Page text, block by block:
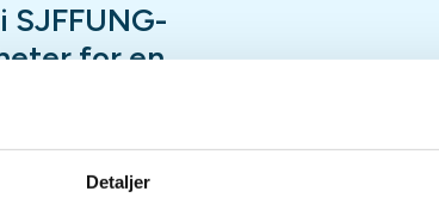
Detaljer
for en
utvalgets
mye